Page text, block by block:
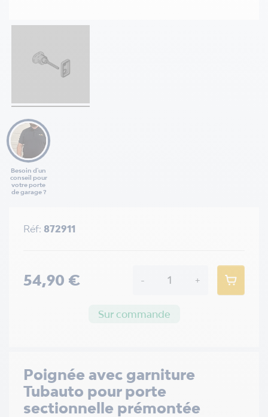
Besoin d'un
conseil pour
votre porte
de garage ?
Poignée avec garniture
Tubauto pour porte
sectionnelle prémontée
Réf: 872911
54,90 € - +
Sur commande